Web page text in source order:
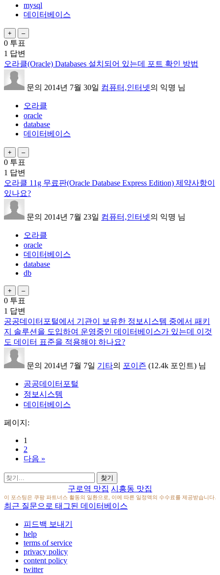
mysql
데이터베이스
0 투표
1 답변
오라클(Oracle) Databases 설치되어 있는데 포트 확인 방법
문의 2014년 7월 30일 컴퓨터,인터넷의 익명 님
오라클
oracle
database
데이터베이스
0 투표
1 답변
오라클 11g 무료판(Oracle Database Express Edition) 제약사항이
있나요?
문의 2014년 7월 23일 컴퓨터,인터넷의 익명 님
오라클
oracle
데이터베이스
database
db
0 투표
1 답변
공공데이터포털에서 기관이 보유한 정보시스템 중에서 패키
지 솔루션을 도입하여 운영중인 데이터베이스가 있는데 이것
도 데이터 표준을 적용해야 하나요?
문의 2014년 7월 7일 기타의 포이즌 (12.4k 포인트) 님
공공데이터포털
정보시스템
데이터베이스
페이지:
1
2
다음 »
구로역 맛집 시흥동 맛집
이 포스팅은 쿠팡 파트너스 활동의 일환으로, 이에 따른 일정액의 수수료를 제공받습니다.
최근 질문으로 태그된 데이터베이스
피드백 보내기
help
terms of service
privacy policy
content policy
twitter